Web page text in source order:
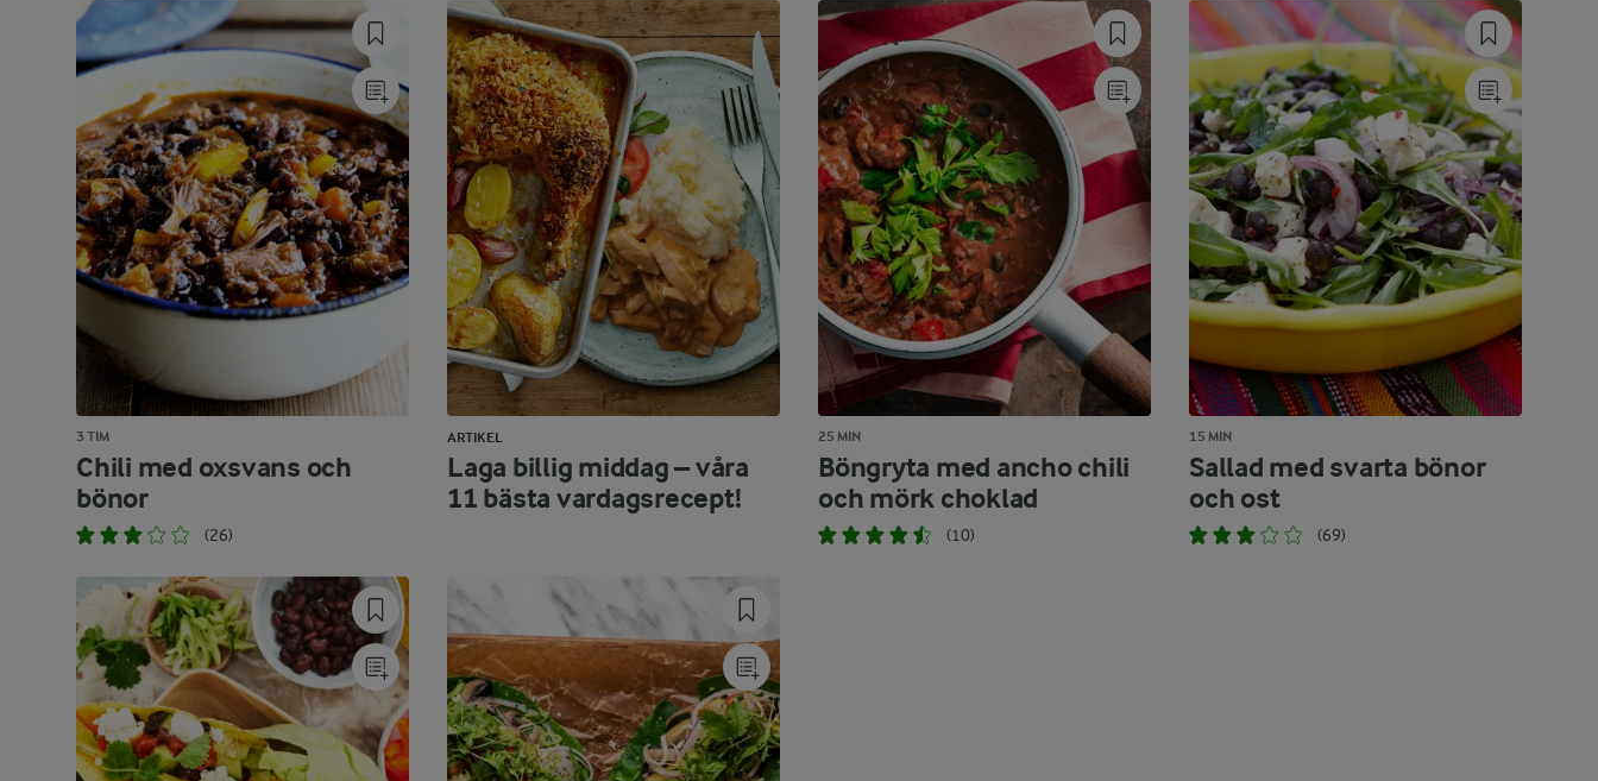
3 TIM
Chili med oxsvans och
bönor
(26)
ARTIKEL
Laga billig middag – våra
11 bästa vardagsrecept!
25 MIN
Böngryta med ancho chili
och mörk choklad
(10)
15 MIN
Sallad med svarta bönor
och ost
(69)